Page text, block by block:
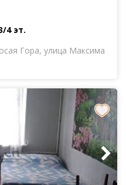
4 эт.
Гора, улица Максима